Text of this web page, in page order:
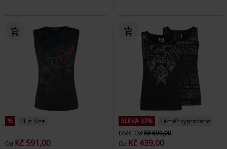
% Plus Size
Od Kč 591,00
SLEVA 37%
Téměř vyprodáno
DMC Od Kč 699,00
Od Kč 439,00